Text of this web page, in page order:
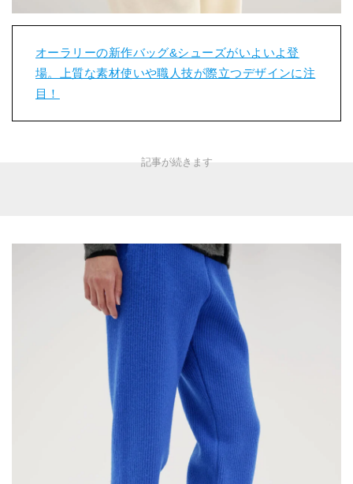
オーラリーの新作バッグ&シューズがいよいよ登
場。上質な素材使いや職人技が際立つデザインに注
目！